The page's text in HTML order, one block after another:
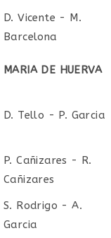
D. Vicente - M.
Barcelona
MARIA DE HUERVA
D. Tello - P. Garcia
P. Cañizares - R.
Cañizares
S. Rodrigo - A.
Garcia